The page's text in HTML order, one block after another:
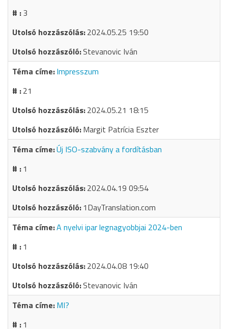
3
2024.05.25 19:50
Stevanovic Iván
Impresszum
21
2024.05.21 18:15
Margit Patrícia Eszter
Új ISO-szabvány a fordításban
1
2024.04.19 09:54
1DayTranslation.com
A nyelvi ipar legnagyobbjai 2024-ben
1
2024.04.08 19:40
Stevanovic Iván
MI?
1